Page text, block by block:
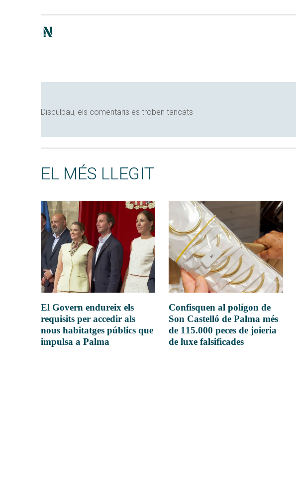
Disculpau, els comentaris es troben tancats
EL MÉS LLEGIT
El Govern endureix els
requisits per accedir als
nous habitatges públics que
impulsa a Palma
Confisquen al polígon de
Son Castelló de Palma més
de 115.000 peces de joieria
de luxe falsificades